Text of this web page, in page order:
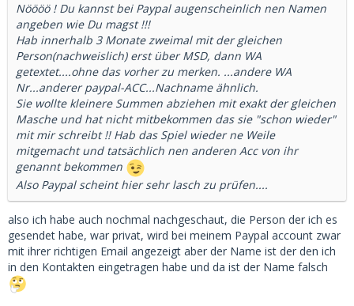
Nöööö ! Du kannst bei Paypal augenscheinlich nen Namen
angeben wie Du magst !!!
Hab innerhalb 3 Monate zweimal mit der gleichen
Person(nachweislich) erst über MSD, dann WA
getextet....ohne das vorher zu merken. ...andere WA
Nr...anderer paypal-ACC...Nachname ähnlich.
Sie wollte kleinere Summen abziehen mit exakt der gleichen
Masche und hat nicht mitbekommen das sie "schon wieder"
mit mir schreibt !! Hab das Spiel wieder ne Weile
mitgemacht und tatsächlich nen anderen Acc von ihr
genannt bekommen
Also Paypal scheint hier sehr lasch zu prüfen....
also ich habe auch nochmal nachgeschaut, die Person der ich es
gesendet habe, war privat, wird bei meinem Paypal account zwar
mit ihrer richtigen Email angezeigt aber der Name ist der den ich
in den Kontakten eingetragen habe und da ist der Name falsch